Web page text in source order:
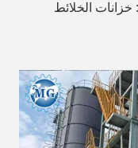
خزانات الخلائط